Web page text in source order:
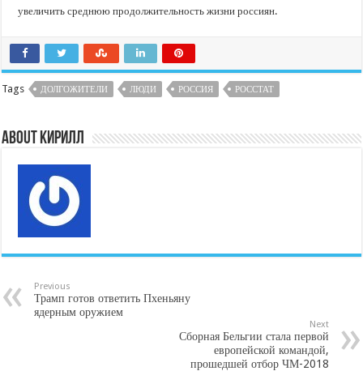
увеличить среднюю продолжительность жизни россиян.
Tags ДОЛГОЖИТЕЛИ ЛЮДИ РОССИЯ РОССТАТ
About Кирилл
Previous
Трамп готов ответить Пхеньяну
ядерным оружием
Next
Сборная Бельгии стала первой
европейской командой,
прошедшей отбор ЧМ-2018